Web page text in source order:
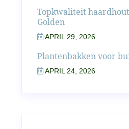
Topkwaliteit
Golden
APRIL 29, 2026
Plantenbakken voor
APRIL 24, 2026